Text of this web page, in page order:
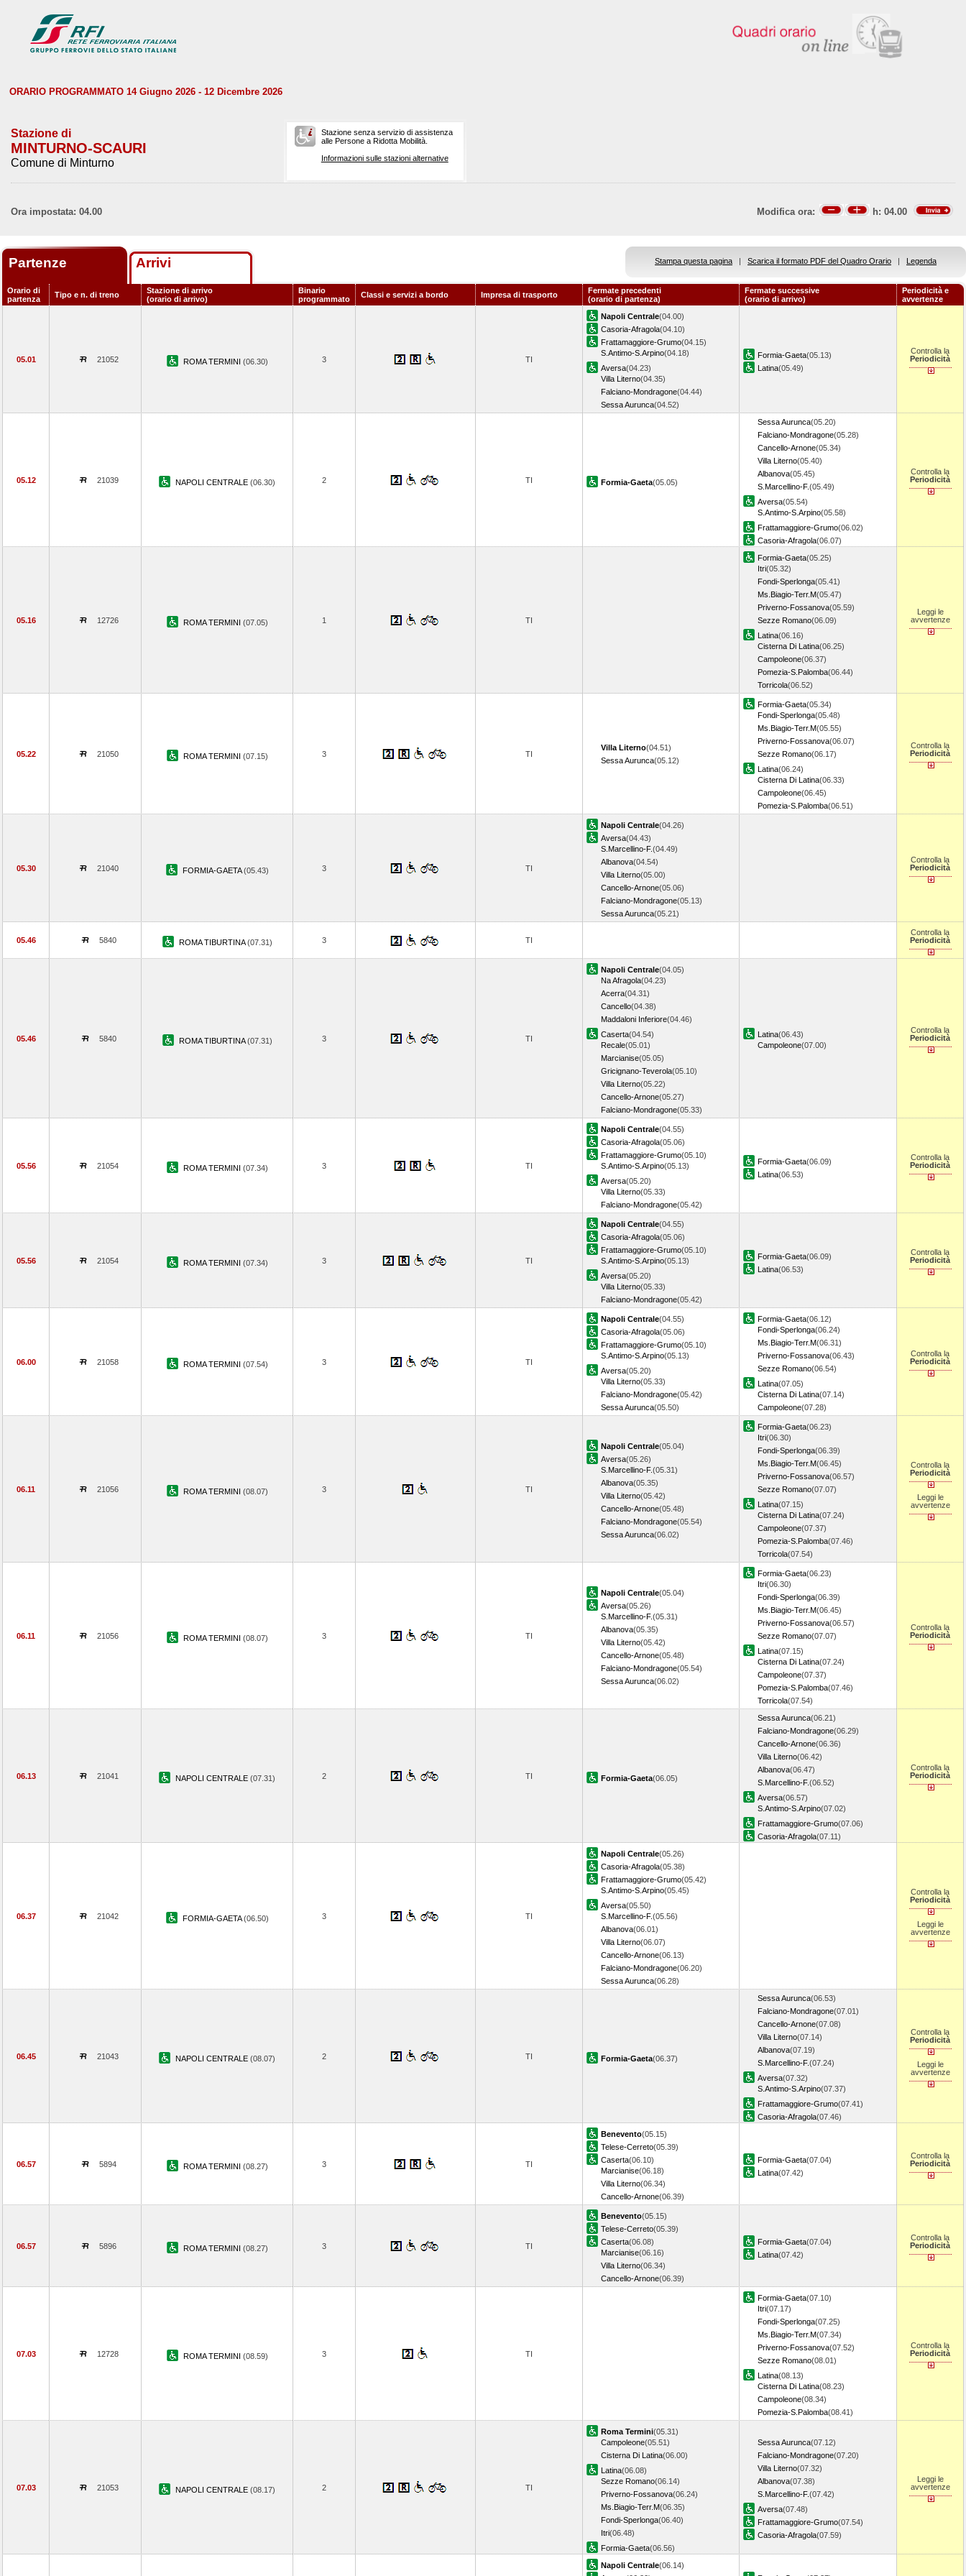
ORARIO PROGRAMMATO 14 Giugno 2026 - 12 Dicembre 2026
Stazione di
MINTURNO-SCAURI
Comune di Minturno
Stazione senza servizio di assistenza
alle Persone a Ridotta Mobilità.
Informazioni sulle stazioni alternative
Ora impostata: 04.00 Modifica ora: h: 04.00
Partenze Arrivi Stampa questa pagina | Scarica il formato PDF del Quadro Orario | Legenda
Orario di
partenza
Tipo e n. di treno
Stazione di arrivo
(orario di arrivo)
Binario
programmato
Classi e servizi a bordo Impresa di trasporto
Fermate precedenti
(orario di partenza)
Fermate successive
(orario di arrivo)
Periodicità e
avvertenze
05.01 21052 ROMA TERMINI (06.30) 3 TI
Napoli Centrale(04.00)
Casoria-Afragola(04.10)
Frattamaggiore-Grumo(04.15)
S.Antimo-S.Arpino(04.18)
Aversa(04.23)
Villa Literno(04.35)
Falciano-Mondragone(04.44)
Sessa Aurunca(04.52)
Formia-Gaeta(05.13)
Latina(05.49)
Controlla la
Periodicità
05.12 21039 NAPOLI CENTRALE (06.30) 2 TI Formia-Gaeta(05.05)
Sessa Aurunca(05.20)
Falciano-Mondragone(05.28)
Cancello-Arnone(05.34)
Villa Literno(05.40)
Albanova(05.45)
S.Marcellino-F.(05.49)
Aversa(05.54)
S.Antimo-S.Arpino(05.58)
Frattamaggiore-Grumo(06.02)
Casoria-Afragola(06.07)
Controlla la
Periodicità
05.16 12726 ROMA TERMINI (07.05) 1 TI
Formia-Gaeta(05.25)
Itri(05.32)
Fondi-Sperlonga(05.41)
Ms.Biagio-Terr.M(05.47)
Priverno-Fossanova(05.59)
Sezze Romano(06.09)
Latina(06.16)
Cisterna Di Latina(06.25)
Campoleone(06.37)
Pomezia-S.Palomba(06.44)
Torricola(06.52)
Leggi le
avvertenze
05.22 21050 ROMA TERMINI (07.15) 3 TI
Villa Literno(04.51)
Sessa Aurunca(05.12)
Formia-Gaeta(05.34)
Fondi-Sperlonga(05.48)
Ms.Biagio-Terr.M(05.55)
Priverno-Fossanova(06.07)
Sezze Romano(06.17)
Latina(06.24)
Cisterna Di Latina(06.33)
Campoleone(06.45)
Pomezia-S.Palomba(06.51)
Controlla la
Periodicità
05.30 21040 FORMIA-GAETA(05.43) 3 TI
Napoli Centrale(04.26)
Aversa(04.43)
S.Marcellino-F.(04.49)
Albanova(04.54)
Villa Literno(05.00)
Cancello-Arnone(05.06)
Falciano-Mondragone(05.13)
Sessa Aurunca(05.21)
Controlla la
Periodicità
05.46 5840 ROMA TIBURTINA(07.31) 3 TI
Controlla la
Periodicità
05.46 5840 ROMA TIBURTINA(07.31) 3 TI
Napoli Centrale(04.05)
Na Afragola(04.23)
Acerra(04.31)
Cancello(04.38)
Maddaloni Inferiore(04.46)
Caserta(04.54)
Recale(05.01)
Marcianise(05.05)
Gricignano-Teverola(05.10)
Villa Literno(05.22)
Cancello-Arnone(05.27)
Falciano-Mondragone(05.33)
Latina(06.43)
Campoleone(07.00)
Controlla la
Periodicità
05.56 21054 ROMA TERMINI (07.34) 3 TI
Napoli Centrale(04.55)
Casoria-Afragola(05.06)
Frattamaggiore-Grumo(05.10)
S.Antimo-S.Arpino(05.13)
Aversa(05.20)
Villa Literno(05.33)
Falciano-Mondragone(05.42)
Formia-Gaeta(06.09)
Latina(06.53)
Controlla la
Periodicità
05.56 21054 ROMA TERMINI (07.34) 3 TI
Napoli Centrale(04.55)
Casoria-Afragola(05.06)
Frattamaggiore-Grumo(05.10)
S.Antimo-S.Arpino(05.13)
Aversa(05.20)
Villa Literno(05.33)
Falciano-Mondragone(05.42)
Formia-Gaeta(06.09)
Latina(06.53)
Controlla la
Periodicità
06.00 21058 ROMA TERMINI (07.54) 3 TI
Napoli Centrale(04.55)
Casoria-Afragola(05.06)
Frattamaggiore-Grumo(05.10)
S.Antimo-S.Arpino(05.13)
Aversa(05.20)
Villa Literno(05.33)
Falciano-Mondragone(05.42)
Sessa Aurunca(05.50)
Formia-Gaeta(06.12)
Fondi-Sperlonga(06.24)
Ms.Biagio-Terr.M(06.31)
Priverno-Fossanova(06.43)
Sezze Romano(06.54)
Latina(07.05)
Cisterna Di Latina(07.14)
Campoleone(07.28)
Controlla la
Periodicità
06.11 21056 ROMA TERMINI (08.07) 3 TI
Napoli Centrale(05.04)
Aversa(05.26)
S.Marcellino-F.(05.31)
Albanova(05.35)
Villa Literno(05.42)
Cancello-Arnone(05.48)
Falciano-Mondragone(05.54)
Sessa Aurunca(06.02)
Formia-Gaeta(06.23)
Itri(06.30)
Fondi-Sperlonga(06.39)
Ms.Biagio-Terr.M(06.45)
Priverno-Fossanova(06.57)
Sezze Romano(07.07)
Latina(07.15)
Cisterna Di Latina(07.24)
Campoleone(07.37)
Pomezia-S.Palomba(07.46)
Torricola(07.54)
Controlla la
Periodicità
Leggi le
avvertenze
06.11 21056 ROMA TERMINI (08.07) 3 TI
Napoli Centrale(05.04)
Aversa(05.26)
S.Marcellino-F.(05.31)
Albanova(05.35)
Villa Literno(05.42)
Cancello-Arnone(05.48)
Falciano-Mondragone(05.54)
Sessa Aurunca(06.02)
Formia-Gaeta(06.23)
Itri(06.30)
Fondi-Sperlonga(06.39)
Ms.Biagio-Terr.M(06.45)
Priverno-Fossanova(06.57)
Sezze Romano(07.07)
Latina(07.15)
Cisterna Di Latina(07.24)
Campoleone(07.37)
Pomezia-S.Palomba(07.46)
Torricola(07.54)
Controlla la
Periodicità
06.13 21041 NAPOLI CENTRALE (07.31) 2 TI Formia-Gaeta(06.05)
Sessa Aurunca(06.21)
Falciano-Mondragone(06.29)
Cancello-Arnone(06.36)
Villa Literno(06.42)
Albanova(06.47)
S.Marcellino-F.(06.52)
Aversa(06.57)
S.Antimo-S.Arpino(07.02)
Frattamaggiore-Grumo(07.06)
Casoria-Afragola(07.11)
Controlla la
Periodicità
06.37 21042 FORMIA-GAETA(06.50) 3 TI
Napoli Centrale(05.26)
Casoria-Afragola(05.38)
Frattamaggiore-Grumo(05.42)
S.Antimo-S.Arpino(05.45)
Aversa(05.50)
S.Marcellino-F.(05.56)
Albanova(06.01)
Villa Literno(06.07)
Cancello-Arnone(06.13)
Falciano-Mondragone(06.20)
Sessa Aurunca(06.28)
Controlla la
Periodicità
Leggi le
avvertenze
06.45 21043 NAPOLI CENTRALE (08.07) 2 TI Formia-Gaeta(06.37)
Sessa Aurunca(06.53)
Falciano-Mondragone(07.01)
Cancello-Arnone(07.08)
Villa Literno(07.14)
Albanova(07.19)
S.Marcellino-F.(07.24)
Aversa(07.32)
S.Antimo-S.Arpino(07.37)
Frattamaggiore-Grumo(07.41)
Casoria-Afragola(07.46)
Controlla la
Periodicità
Leggi le
avvertenze
06.57 5894 ROMA TERMINI (08.27) 3 TI
Benevento(05.15)
Telese-Cerreto(05.39)
Caserta(06.10)
Marcianise(06.18)
Villa Literno(06.34)
Cancello-Arnone(06.39)
Formia-Gaeta(07.04)
Latina(07.42)
Controlla la
Periodicità
06.57 5896 ROMA TERMINI (08.27) 3 TI
Benevento(05.15)
Telese-Cerreto(05.39)
Caserta(06.08)
Marcianise(06.16)
Villa Literno(06.34)
Cancello-Arnone(06.39)
Formia-Gaeta(07.04)
Latina(07.42)
Controlla la
Periodicità
07.03 12728 ROMA TERMINI (08.59) 3 TI
Formia-Gaeta(07.10)
Itri(07.17)
Fondi-Sperlonga(07.25)
Ms.Biagio-Terr.M(07.34)
Priverno-Fossanova(07.52)
Sezze Romano(08.01)
Latina(08.13)
Cisterna Di Latina(08.23)
Campoleone(08.34)
Pomezia-S.Palomba(08.41)
Controlla la
Periodicità
07.03 21053 NAPOLI CENTRALE (08.17) 2 TI
Roma Termini(05.31)
Campoleone(05.51)
Cisterna Di Latina(06.00)
Latina(06.08)
Sezze Romano(06.14)
Priverno-Fossanova(06.24)
Ms.Biagio-Terr.M(06.35)
Fondi-Sperlonga(06.40)
Itri(06.48)
Formia-Gaeta(06.56)
Sessa Aurunca(07.12)
Falciano-Mondragone(07.20)
Villa Literno(07.32)
Albanova(07.38)
S.Marcellino-F.(07.42)
Aversa(07.48)
Frattamaggiore-Grumo(07.54)
Casoria-Afragola(07.59)
Leggi le
avvertenze
Napoli Centrale(06.14)